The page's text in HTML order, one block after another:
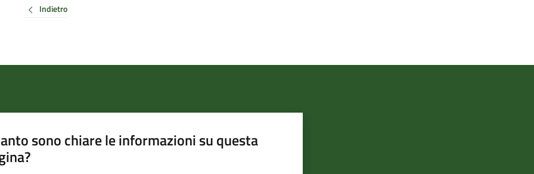
Indietro
sono chiare le informazioni su questa